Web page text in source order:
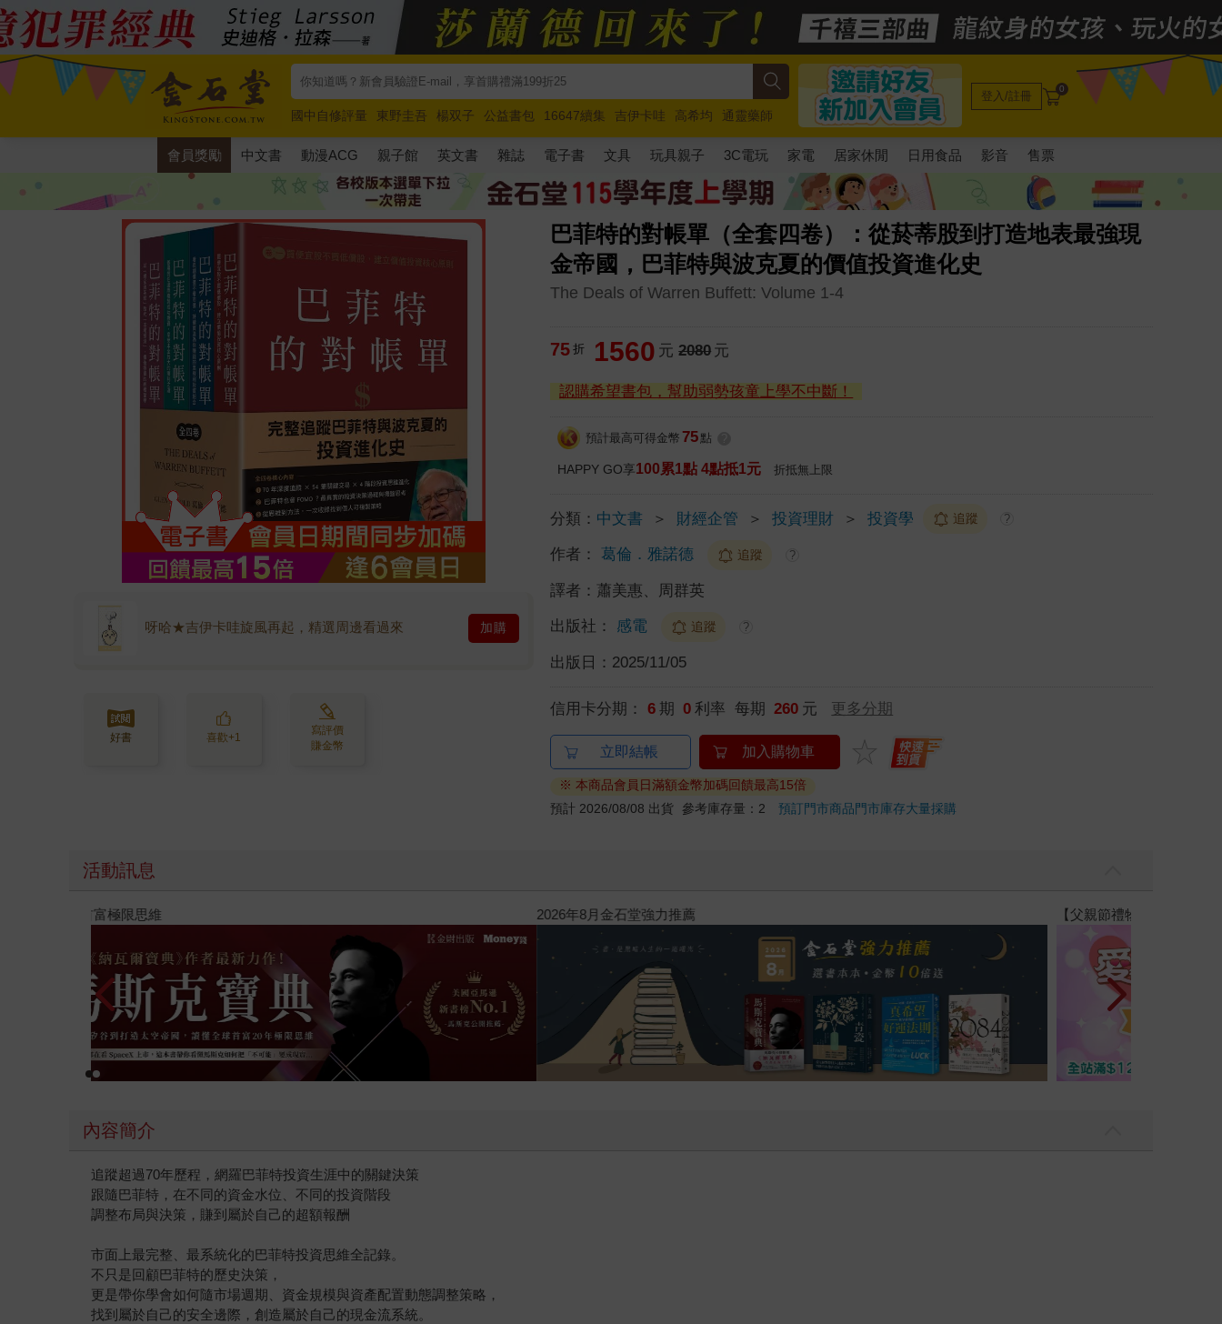
國中自修評量 東野圭吾 楊双子 公益書包 16647續集 吉伊卡哇 高希均
通靈藥師
唯紅花綻放
奧德賽 路邊攤新作 馬斯克 玩具總動員5 超慢跑
登入/註冊 0
會員獎勵 中文書 動漫ACG 親子館 英文書 雜誌 電子書 文具 玩具親子 3C電玩 家電 居家休閒 日用食品 影音 售票
巴菲特的對帳單（全套四卷）：從菸蒂股到打造地表最強現
金帝國，巴菲特與波克夏的價值投資進化史
The Deals of Warren Buffett: Volume 1-4
呀哈★吉伊卡哇旋風再起，精選周邊看過來 加購
好書 喜歡+1
寫評價
賺金幣
75 折 1560 元 2080 元
認購希望書包，幫助弱勢孩童上學不中斷！
預計最高可得金幣 75 點
HAPPY GO享100累1點 4點抵1元 折抵無上限
分類： 中文書 ＞ 財經企管 ＞ 投資理財 ＞ 投資學 追蹤 ?
作者： 葛倫．雅諾德 追蹤 ?
譯者： 蕭美惠、周群英
出版社： 感電 追蹤 ?
出版日： 2025/11/05
信用卡分期： 6 期 0 利率 每期 260 元 更多分期
立即結帳 加入購物車
※ 本商品會員日滿額金幣加碼回饋最高15倍
預計 2026/08/08 出貨 參考庫存量：2預訂門市商品門市庫存大量採購
活動訊息
【父親節禮物展】5折起，滿888送88點金幣 閱讀漫遊錄-2026上半年暢銷榜 讀懂全球首富極
內容簡介
追蹤超過70年歷程，網羅巴菲特投資生涯中的關鍵決策
跟隨巴菲特，在不同的資金水位、不同的投資階段
調整布局與決策，賺到屬於自己的超額報酬
市面上最完整、最系統化的巴菲特投資思維全記錄。
不只是回顧巴菲特的歷史決策，
更是帶你學會如何隨市場週期、資金規模與資產配置動態調整策略，
找到屬於自己的安全邊際，創造屬於自己的現金流系統。